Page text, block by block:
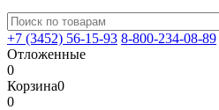
+7 (3452) 56-15-93 8-800-234-08-89
Отложенные
0
Корзина0
0